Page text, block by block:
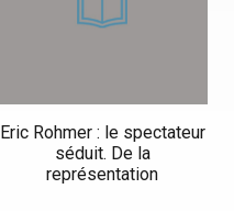
Eric Rohmer : le spectateur
séduit. De la
représentation